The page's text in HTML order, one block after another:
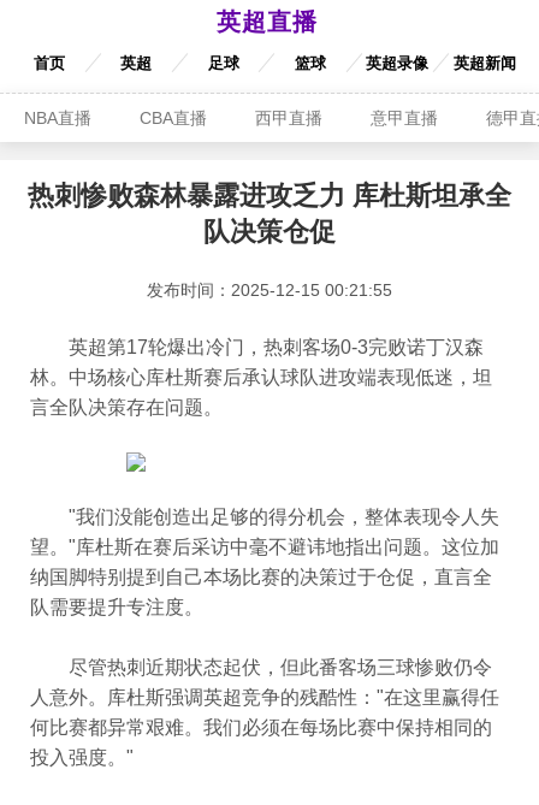
英超直播
首页 英超 足球 篮球 英超录像 英超新闻
NBA直播 CBA直播 西甲直播 意甲直播 德甲
热刺惨败森林暴露进攻乏力 库杜斯坦承全
队决策仓促
发布时间：2025-12-15 00:21:55
英超第17轮爆出冷门，热刺客场0-3完败诺丁汉森
林。中场核心库杜斯赛后承认球队进攻端表现低迷，坦
言全队决策存在问题。
"我们没能创造出足够的得分机会，整体表现令人失
望。"库杜斯在赛后采访中毫不避讳地指出问题。这位加
纳国脚特别提到自己本场比赛的决策过于仓促，直言全
队需要提升专注度。
尽管热刺近期状态起伏，但此番客场三球惨败仍令
人意外。库杜斯强调英超竞争的残酷性："在这里赢得任
何比赛都异常艰难。我们必须在每场比赛中保持相同的
投入强度。"